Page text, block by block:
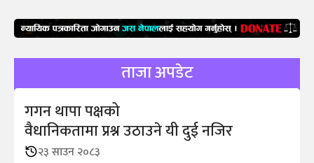
ताजा अपडेट
गगन थापा पक्षको
वैधानिकतामा प्रश्न उठाउने यी दुई नजिर
२३ साउन २०८३